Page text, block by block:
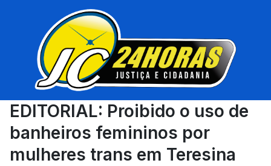
EDITORIAL: Proibido o uso de
banheiros femininos por
mulheres trans em Teresina